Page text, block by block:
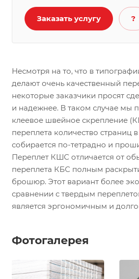
Заказать услугу ?
Несмотря на то, что в
делают очень качественный
некоторые заказчики просят
и надежнее. В таком случае мы
клеевое швейное скрепление
переплета количество страниц
собирается по-тетрадно и
Переплет КШС отличается от
переплета КБС полным
брошюр. Этот вариант более
сравнении с твердым
является эргономичным и
Фотогалерея